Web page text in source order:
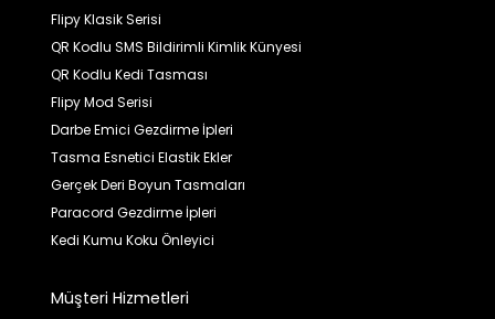
Flipy Klasik Serisi
QR Kodlu SMS Bildirimli Kimlik Künyesi
QR Kodlu Kedi Tasması
Flipy Mod Serisi
Darbe Emici Gezdirme İpleri
Tasma Esnetici Elastik Ekler
Gerçek Deri Boyun Tasmaları
Paracord Gezdirme İpleri
Kedi Kumu Koku Önleyici
Müşteri Hizmetleri